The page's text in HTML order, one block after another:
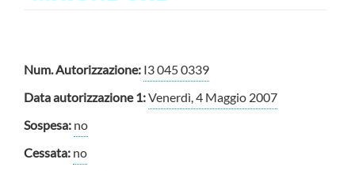
Num. Autorizzazione: I3 045 0339
Data autorizzazione 1:Venerdì, 4 Maggio 2007
Sospesa: no
Cessata: no